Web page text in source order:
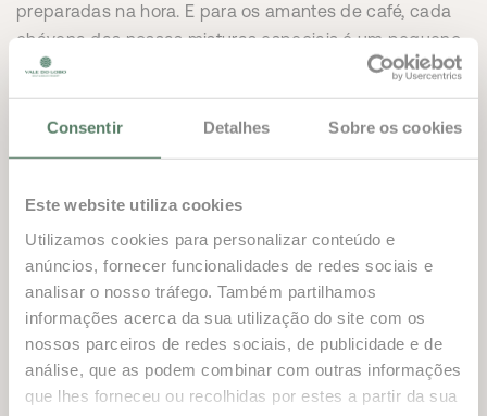
Consentir Detalhes Sobre os cookies
Este website utiliza cookies
Utilizamos cookies para personalizar conteúdo e
anúncios, fornecer funcionalidades de redes sociais e
analisar o nosso tráfego. Também partilhamos
informações acerca da sua utilização do site com os
nossos parceiros de redes sociais, de publicidade e de
análise, que as podem combinar com outras informações
que lhes forneceu ou recolhidas por estes a partir da sua
preparadas na hora. E para os amantes de café, cada
chávena das nossas misturas especiais é um pequeno
ritual de prazer.
impressionar. Saladas de quinoa e grão-de-bico, pratos
de bulgur e criações de frango Teriyaki são todos
com energia.
O prazer também tem o seu lugar. Se preferir desfrutar
do tradicional chá da tarde português do Doce em vez
de uma opção mais leve, prepare-se para uma
experiência deliciosa. Cada visita é uma oportunidade
de apreciar os sabores, o aconchego e o charme que